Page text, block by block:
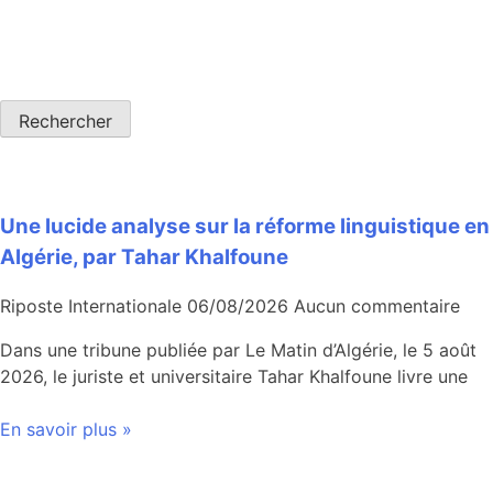
Rechercher
Une lucide analyse sur la réforme linguistique en
Algérie, par Tahar Khalfoune
Riposte Internationale 06/08/2026 Aucun commentaire
Dans une tribune publiée par Le Matin d’Algérie, le 5 août
2026, le juriste et universitaire Tahar Khalfoune livre une
En savoir plus »